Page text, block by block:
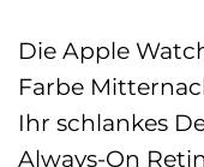
Die Apple
Farbe
Ihr schlankes
Always-On